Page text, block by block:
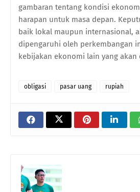
gambaran tentang kondisi
harapan untuk masa depan.
baik lokal maupun internasional,
dipengaruhi oleh perkembangan
kebijakan ekonomi lain yang akan
obligasi pasar uang rupiah